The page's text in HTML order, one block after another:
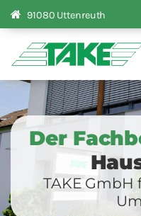
91080 Uttenreuth
Der
TAKE